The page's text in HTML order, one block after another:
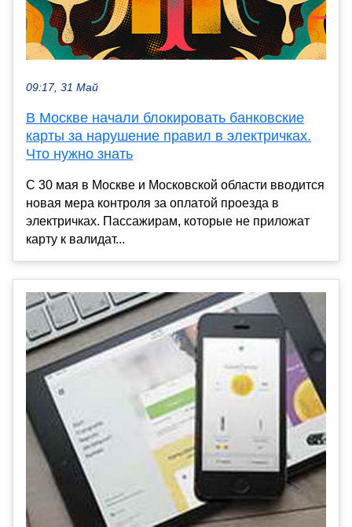
09:17, 31 Май
В Москве начали блокировать банковские
карты за нарушение правил в электричках.
Что нужно знать
С 30 мая в Москве и Московской области вводится
новая мера контроля за оплатой проезда в
электричках. Пассажирам, которые не приложат
карту к валидат...